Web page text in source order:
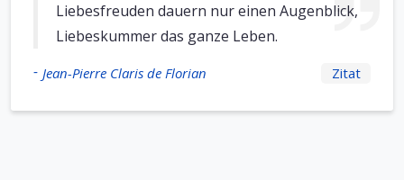
Liebesfreuden dauern nur einen Augenblick,
Liebeskummer das ganze Leben.
- Jean-Pierre Claris de Florian Zitat